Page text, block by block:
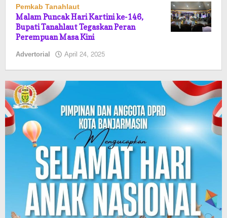
Pemkab Tanahlaut
Malam Puncak Hari Kartini ke-146,
Bupati Tanahlaut Tegaskan Peran
Perempuan Masa Kini
Advertorial April 24, 2025